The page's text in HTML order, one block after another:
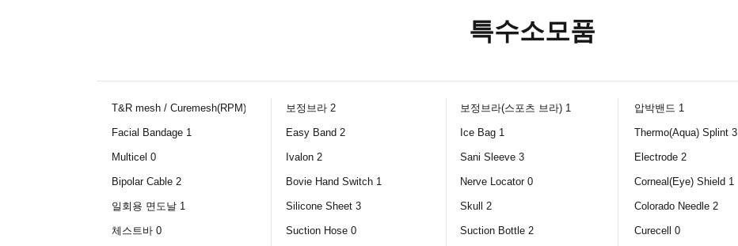
특수소모품
T&R mesh / Curemesh(RPM) 0 보정브라 2 보정브라(스포츠 브라) 1 압박밴드 1
Facial Bandage 1 Easy Band 2 Ice Bag 1 Thermo(Aqua) Splint 3
Multicel 0 Ivalon 2 Sani Sleeve 3 Electrode 2
Bipolar Cable 2 Bovie Hand Switch 1 Nerve Locator 0 Corneal(Eye) Shield 1
일회용 면도날 1 Silicone Sheet 3 Skull 2 Colorado Needle 2
체스트바 0 Suction Hose 0 Suction Bottle 2 Curecell 0